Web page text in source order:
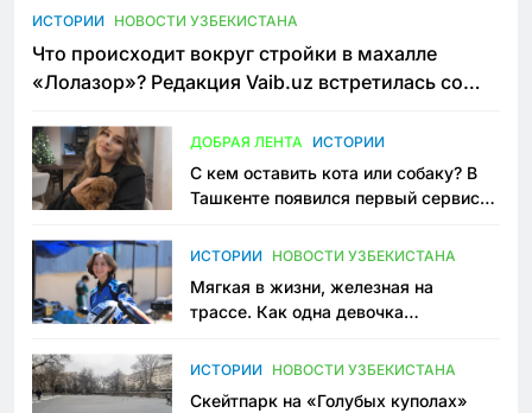
ИСТОРИИ НОВОСТИ УЗБЕКИСТАНА
Что происходит вокруг стройки в махалле
«Лолазор»? Редакция Vaib.uz встретилась со
ДОБРАЯ ЛЕНТА ИСТОРИИ
С кем оставить кота или собаку? В
Ташкенте появился первый сервис
ИСТОРИИ НОВОСТИ УЗБЕКИСТАНА
Мягкая в жизни, железная на
трассе. Как одна девочка
Узбекистане
ИСТОРИИ НОВОСТИ УЗБЕКИСТАНА
Скейтпарк на «Голубых куполах»